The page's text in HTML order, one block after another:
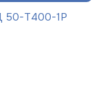
50-Т400-1Р